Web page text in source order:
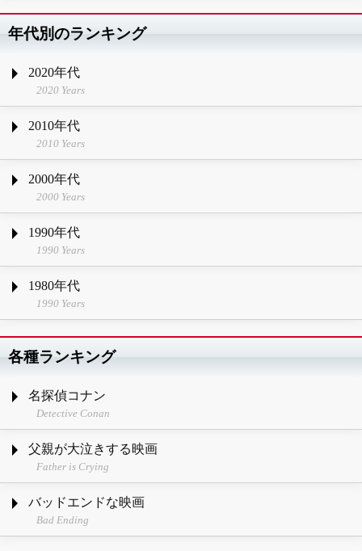
年代別のランキング
2020年代
2020 Years
2010年代
2010 Years
2000年代
2000 Years
1990年代
1990 Years
1980年代
1990 Years
各種ランキング
名探偵コナン
Detective Conan
父親が大泣きする映画
Father is Crying
バッドエンドな映画
Bad Ending